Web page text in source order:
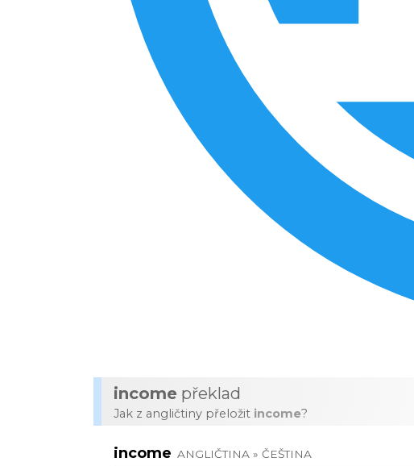
income překlad
Jak z angličtiny přeložit income?
income ANGLIČTINA » ČEŠTINA